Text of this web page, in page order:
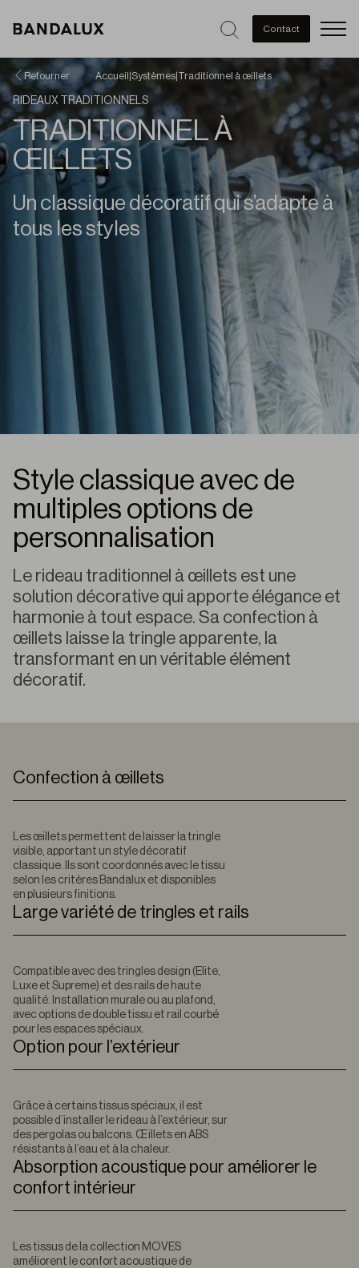
Contact
Retourner Accueil Systèmes Traditionnel à œillets
RIDEAUX TRADITIONNELS
TRADITIONNEL À
ŒILLETS
Un classique décoratif qui s’adapte à
tous les styles
Style classique avec de
multiples options de
personnalisation
Le rideau traditionnel à œillets est une
solution décorative qui apporte élégance et
harmonie à tout espace. Sa confection à
œillets laisse la tringle apparente, la
transformant en un véritable élément
décoratif.
Confection à œillets
Les œillets permettent de laisser la tringle
visible, apportant un style décoratif
classique. Ils sont coordonnés avec le tissu
selon les critères Bandalux et disponibles
en plusieurs finitions.
Large variété de tringles et rails
Compatible avec des tringles design (Elite,
Luxe et Supreme) et des rails de haute
qualité. Installation murale ou au plafond,
avec options de double tissu et rail courbé
pour les espaces spéciaux.
Option pour l’extérieur
Grâce à certains tissus spéciaux, il est
possible d’installer le rideau à l’extérieur, sur
des pergolas ou balcons. Œillets en ABS
résistants à l’eau et à la chaleur.
Absorption acoustique pour améliorer le
confort intérieur
Les tissus de la collection MOVES
améliorent le confort acoustique de